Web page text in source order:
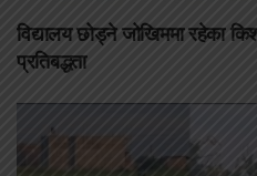
विद्यालय छोड्ने जोखिममा रहेका
प्रतिबद्धता